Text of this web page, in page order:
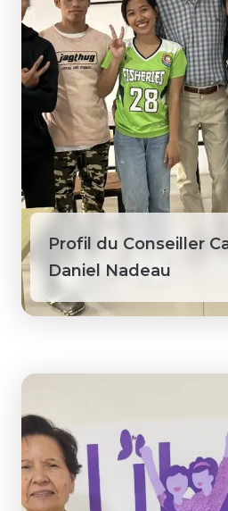
Philippines
Sainte-Lucie
Sénégal
Suriname
Tanzanie
Territoires du Nord-
Profil du Conseiller
Daniel Nadeau